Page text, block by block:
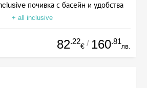
почивка с басейн и удобства
+ all inclusive
82.22
€ / 160.81
лв.